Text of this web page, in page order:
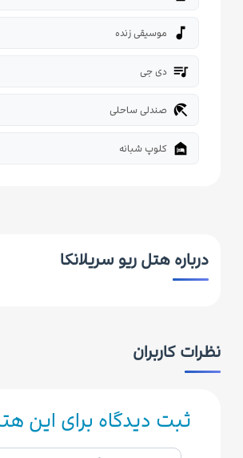
music_note موسیقی زنده
queue_music دی جی
beach_access صندلی ساحلی
night_shelter کلوپ شبانه
درباره هتل ریو سریلانکا
نظرات کاربران
ثبت دیدگاه برای این